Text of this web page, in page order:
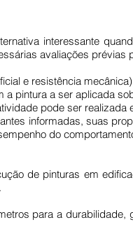
interessante
avaliações prévias
e resistência
pintura a ser aplicada
pode ser realizada
informadas, suas
do
de pinturas em
para a durabilidade,